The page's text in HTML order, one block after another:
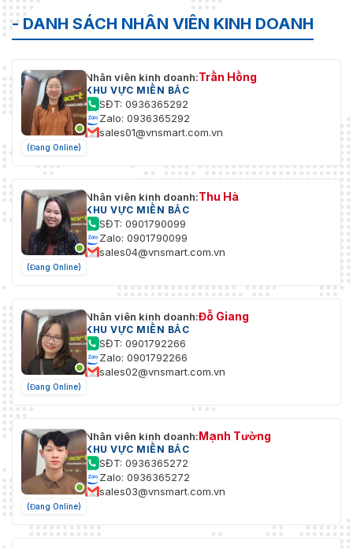
- DANH SÁCH NHÂN VIÊN KINH DOANH
(Đang Online)
Nhân viên kinh doanh:Trần Hồng
KHU VỰC MIỀN BẮC
SĐT: 0936365292
Zalo: 0936365292
sales01@vnsmart.com.vn
(Đang Online)
Nhân viên kinh doanh:Thu Hà
KHU VỰC MIỀN BẮC
SĐT: 0901790099
Zalo: 0901790099
sales04@vnsmart.com.vn
(Đang Online)
Nhân viên kinh doanh:Đỗ Giang
KHU VỰC MIỀN BẮC
SĐT: 0901792266
Zalo: 0901792266
sales02@vnsmart.com.vn
(Đang Online)
Nhân viên kinh doanh:Mạnh Tường
KHU VỰC MIỀN BẮC
SĐT: 0936365272
Zalo: 0936365272
sales03@vnsmart.com.vn